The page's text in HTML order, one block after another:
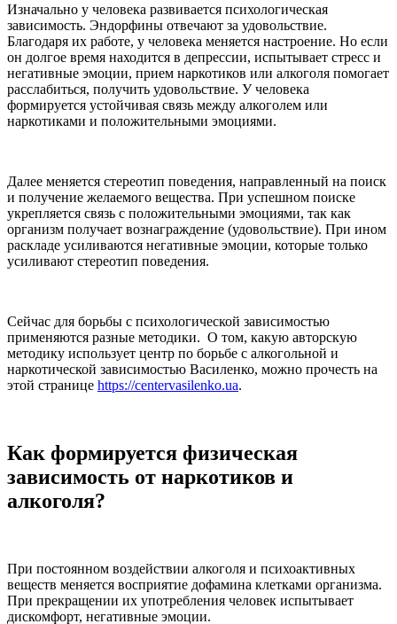
Изначально у человека развивается психологическая
зависимость. Эндорфины отвечают за удовольствие.
Благодаря их работе, у человека меняется настроение. Но если
он долгое время находится в депрессии, испытывает стресс и
негативные эмоции, прием наркотиков или алкоголя помогает
расслабиться, получить удовольствие. У человека
формируется устойчивая связь между алкоголем или
наркотиками и положительными эмоциями.
Далее меняется стереотип поведения, направленный на поиск
и получение желаемого вещества. При успешном поиске
укрепляется связь с положительными эмоциями, так как
организм получает вознаграждение (удовольствие). При ином
раскладе усиливаются негативные эмоции, которые только
усиливают стереотип поведения.
Сейчас для борьбы с психологической зависимостью
применяются разные методики. О том, какую авторскую
методику использует центр по борьбе с алкогольной и
наркотической зависимостью Василенко, можно прочесть на
этой странице https://centervasilenko.ua.
Как формируется физическая
зависимость от наркотиков и
алкоголя?
При постоянном воздействии алкоголя и психоактивных
веществ меняется восприятие дофамина клетками организма.
При прекращении их употребления человек испытывает
дискомфорт, негативные эмоции.